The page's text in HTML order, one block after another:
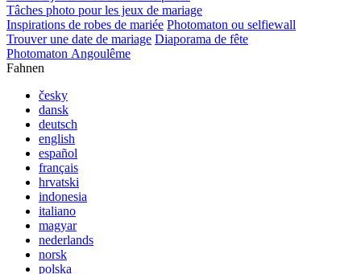
Tâches photo pour les jeux de mariage
Inspirations de robes de mariée Photomaton ou selfiewall
Trouver une date de mariage Diaporama de fête
Photomaton Angoulême
Fahnen
česky
dansk
deutsch
english
español
français
hrvatski
indonesia
italiano
magyar
nederlands
norsk
polska